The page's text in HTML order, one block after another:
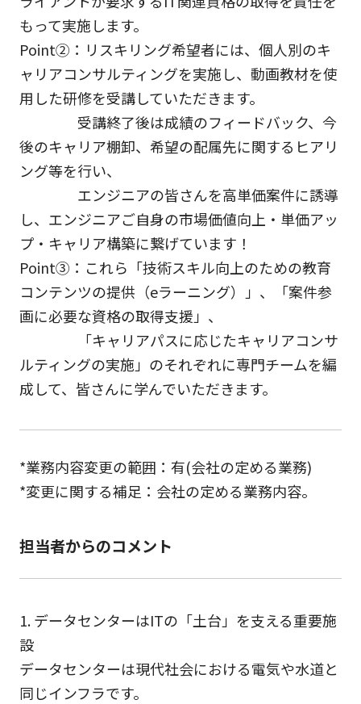
もって実施します。
Point②：リスキリング希望者には、個人別のキ
ャリアコンサルティングを実施し、動画教材を使
用した研修を受講していただきます。
受講終了後は成績のフィードバック、今
後のキャリア棚卸、希望の配属先に関するヒアリ
ング等を行い、
エンジニアの皆さんを高単価案件に誘導
し、エンジニアご自身の市場価値向上・単価アッ
プ・キャリア構築に繋げています！
Point③：これら「技術スキル向上のための教育
コンテンツの提供（eラーニング）」、「案件参
画に必要な資格の取得支援」、
「キャリアパスに応じたキャリアコンサ
ルティングの実施」のそれぞれに専門チームを編
成して、皆さんに学んでいただきます。
*業務内容変更の範囲：有(会社の定める業務)
*変更に関する補足：会社の定める業務内容。
担当者からのコメント
1. データセンターはITの「土台」を支える重要施
設
データセンターは現代社会における電気や水道と
同じインフラです。